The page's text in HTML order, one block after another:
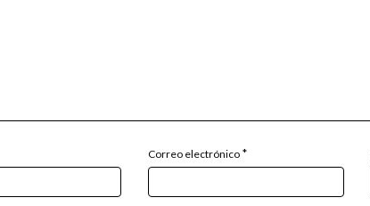
Correo electrónico *